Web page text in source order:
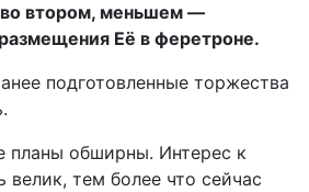
во втором, меньшем —
Её в феретроне.
подготовленные торжества
планы обширны. Интерес к
велик, тем более что сейчас